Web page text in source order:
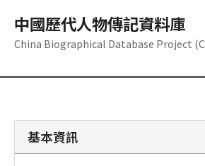
中國歷代人物傳記資料庫
China Biographical Database Project
基本資訊